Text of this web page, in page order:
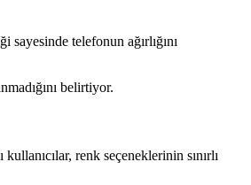
sayesinde telefonun ağırlığını
belirtiyor.
renk seçeneklerinin sınırlı